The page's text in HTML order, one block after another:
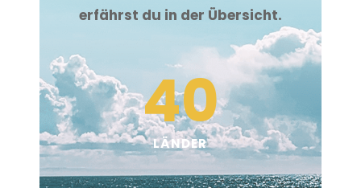
erfährst du in der Übersicht.
40
LÄNDER